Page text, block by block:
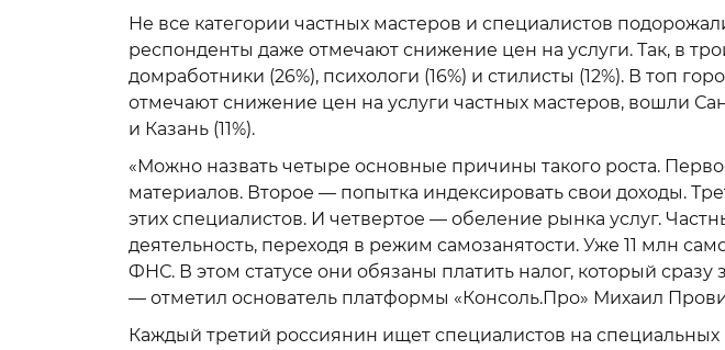
Не все категории частных мастеров и специалистов
респонденты даже отмечают снижение цен на услуги. Так, в
домработники (26%), психологи (16%) и стилисты (12%). В топ
отмечают снижение цен на услуги частных мастеров, вошли
и Казань (11%).
«Можно назвать четыре основные причины такого роста.
материалов. Второе — попытка индексировать свои доходы.
этих специалистов. И четвертое — обеление рынка услуг.
деятельность, переходя в режим самозанятости. Уже 11 млн
ФНС. В этом статусе они обязаны платить налог, который сразу
— отметил основатель платформы «Консоль.Про» Михаил
Каждый третий россиянин ищет специалистов на специальных